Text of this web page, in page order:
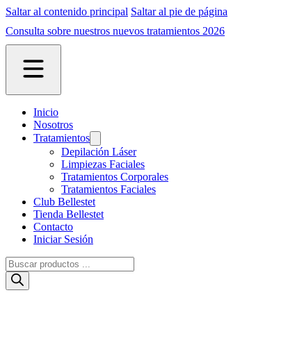
Saltar al contenido principal Saltar al pie de página
Consulta sobre nuestros nuevos tratamientos 2026
Inicio
Nosotros
Tratamientos
Depilación Láser
Limpiezas Faciales
Tratamientos Corporales
Tratamientos Faciales
Club Bellestet
Tienda Bellestet
Contacto
Iniciar Sesión
Búsqueda
de
productos